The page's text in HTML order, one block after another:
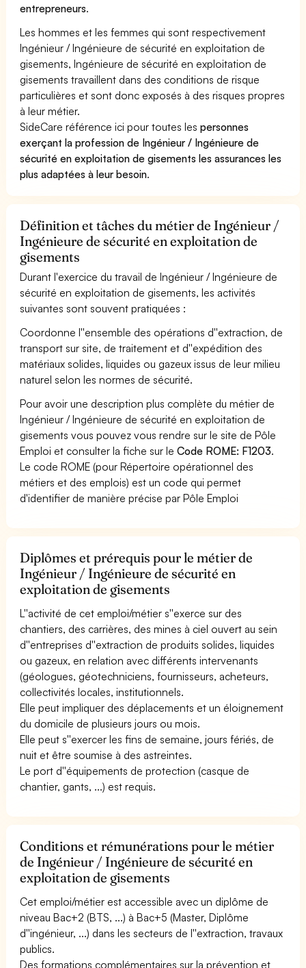
entrepreneurs.
Les hommes et les femmes qui sont respectivement
Ingénieur / Ingénieure de sécurité en exploitation de
gisements, Ingénieure de sécurité en exploitation de
gisements travaillent dans des conditions de risque
particulières et sont donc exposés à des risques propres
à leur métier.
SideCare référence ici pour toutes lespersonnes
exerçant la profession de Ingénieur / Ingénieure de
sécurité en exploitation de gisements les assurances les
plus adaptées à leur besoin.
Définition et tâches du métier de Ingénieur /
Ingénieure de sécurité en exploitation de
gisements
Durant l'exercice du travail de Ingénieur / Ingénieure de
sécurité en exploitation de gisements, les activités
suivantes sont souvent pratiquées :
Coordonne l''ensemble des opérations d''extraction, de
transport sur site, de traitement et d''expédition des
matériaux solides, liquides ou gazeux issus de leur milieu
naturel selon les normes de sécurité.
Pour avoir une description plus complète du métier de
Ingénieur / Ingénieure de sécurité en exploitation de
gisements vous pouvez vous rendre sur le site de Pôle
Emploi et consulter la fiche sur leCode ROME: F1203.
Le code ROME (pour Répertoire opérationnel des
métiers et des emplois) est un code qui permet
d'identifier de manière précise par Pôle Emploi
Diplômes et prérequis pour le métier de
Ingénieur / Ingénieure de sécurité en
exploitation de gisements
L''activité de cet emploi/métier s''exerce sur des
chantiers, des carrières, des mines à ciel ouvert au sein
d''entreprises d''extraction de produits solides, liquides
ou gazeux, en relation avec différents intervenants
(géologues, géotechniciens, fournisseurs, acheteurs,
collectivités locales, institutionnels.
Elle peut impliquer des déplacements et un éloignement
du domicile de plusieurs jours ou mois.
Elle peut s''exercer les fins de semaine, jours fériés, de
nuit et être soumise à des astreintes.
Le port d''équipements de protection (casque de
chantier, gants, ...) est requis.
Conditions et rémunérations pour le métier
de Ingénieur / Ingénieure de sécurité en
exploitation de gisements
Cet emploi/métier est accessible avec un diplôme de
niveau Bac+2 (BTS, ...) à Bac+5 (Master, Diplôme
d''ingénieur, ...) dans les secteurs de l''extraction, travaux
publics.
Des formations complémentaires sur la prévention et